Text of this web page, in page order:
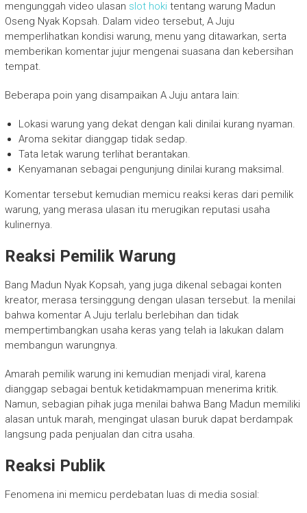
mengunggah video ulasan slot hokitentang warung Madun
Oseng Nyak Kopsah. Dalam video tersebut, A Juju
memperlihatkan kondisi warung, menu yang ditawarkan, serta
memberikan komentar jujur mengenai suasana dan kebersihan
tempat.
Beberapa poin yang disampaikan A Juju antara lain:
Lokasi warung yang dekat dengan kali dinilai kurang nyaman.
Aroma sekitar dianggap tidak sedap.
Tata letak warung terlihat berantakan.
Kenyamanan sebagai pengunjung dinilai kurang maksimal.
Komentar tersebut kemudian memicu reaksi keras dari pemilik
warung, yang merasa ulasan itu merugikan reputasi usaha
kulinernya.
Reaksi Pemilik Warung
Bang Madun Nyak Kopsah, yang juga dikenal sebagai konten
kreator, merasa tersinggung dengan ulasan tersebut. Ia menilai
bahwa komentar A Juju terlalu berlebihan dan tidak
mempertimbangkan usaha keras yang telah ia lakukan dalam
membangun warungnya.
Amarah pemilik warung ini kemudian menjadi viral, karena
dianggap sebagai bentuk ketidakmampuan menerima kritik.
Namun, sebagian pihak juga menilai bahwa Bang Madun memiliki
alasan untuk marah, mengingat ulasan buruk dapat berdampak
langsung pada penjualan dan citra usaha.
Reaksi Publik
Fenomena ini memicu perdebatan luas di media sosial: